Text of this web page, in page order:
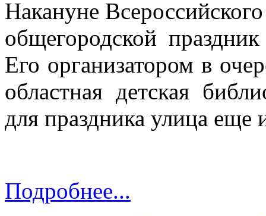
Накануне
общегородской
Его организатором в
областная детская
для праздника улица еще
Подробнее...